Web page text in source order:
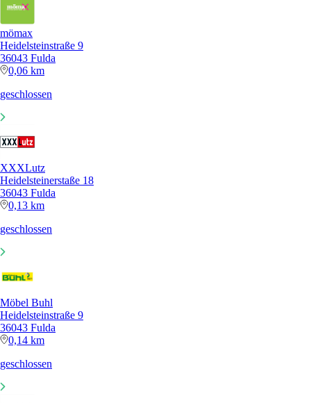
mömax
Heidelsteinstraße 9
36043 Fulda
0,06 km
geschlossen
XXXLutz
Heidelsteinerstaße 18
36043 Fulda
0,13 km
geschlossen
Möbel Buhl
Heidelsteinstraße 9
36043 Fulda
0,14 km
geschlossen